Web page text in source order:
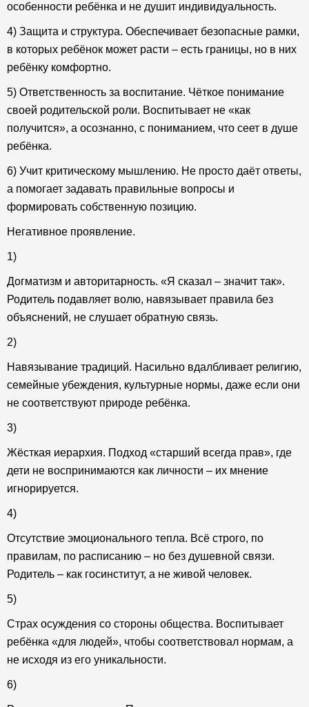
особенности ребёнка и не душит индивидуальность.
4) Защита и структура. Обеспечивает безопасные рамки,
в которых ребёнок может расти – есть границы, но в них
ребёнку комфортно.
5) Ответственность за воспитание. Чёткое понимание
своей родительской роли. Воспитывает не «как
получится», а осознанно, с пониманием, что сеет в душе
ребёнка.
6) Учит критическому мышлению. Не просто даёт ответы,
а помогает задавать правильные вопросы и
формировать собственную позицию.
Негативное проявление.
1)
Догматизм и авторитарность. «Я сказал – значит так».
Родитель подавляет волю, навязывает правила без
объяснений, не слушает обратную связь.
2)
Навязывание традиций. Насильно вдалбливает религию,
семейные убеждения, культурные нормы, даже если они
не соответствуют природе ребёнка.
3)
Жёсткая иерархия. Подход «старший всегда прав», где
дети не воспринимаются как личности – их мнение
игнорируется.
4)
Отсутствие эмоционального тепла. Всё строго, по
правилам, по расписанию – но без душевной связи.
Родитель – как госинститут, а не живой человек.
5)
Страх осуждения со стороны общества. Воспитывает
ребёнка «для людей», чтобы соответствовал нормам, а
не исходя из его уникальности.
6)